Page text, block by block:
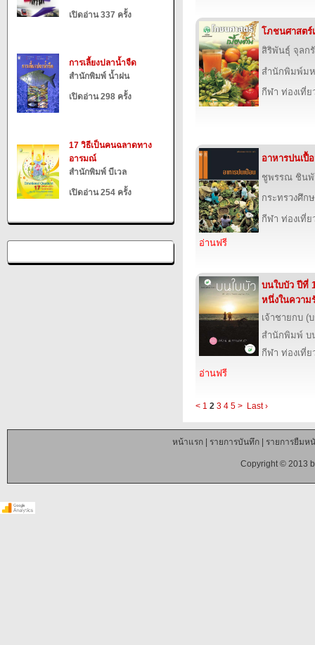
เปิดอ่าน 337 ครั้ง
การเลี้ยงปลาน้ำจืด
สำนักพิมพ์ น้ำฝน
เปิดอ่าน 298 ครั้ง
17 วิธีเป็นคนฉลาดทาง
อารมณ์
สำนักพิมพ์ บีเวล
เปิดอ่าน 254 ครั้ง
โภชนศาสตร์
สิริพันธุ์ จุลก
สำนักพิมพ์มห
กีฬา ท่องเที่
อาหารปนเปื้
ชูพรรณ ชินพั
กระทรวงศึก
กีฬา ท่องเที่
อ่านฟรี
บนใบบัว ปีที่
หนึ่งในความ
เจ้าชายกบ (
สำนักพิมพ์ บ
กีฬา ท่องเที่
อ่านฟรี
< 1 2 3 4 5 > Last ›
หน้าแรก| รายการบันทึก| รายการยืมห
Copyright © 2013